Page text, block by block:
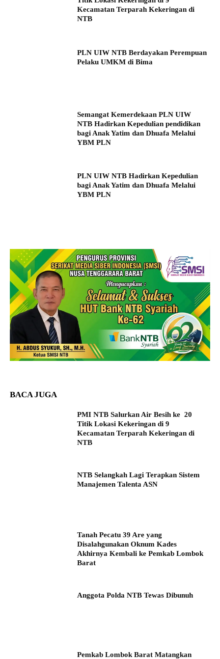
Kecamatan Terparah Kekeringan di
NTB
PLN UIW NTB Berdayakan Perempuan
Pelaku UMKM di Bima
Semangat Kemerdekaan PLN UIW
NTB Hadirkan Kepedulian pendidikan
bagi Anak Yatim dan Dhuafa Melalui
YBM PLN
PLN UIW NTB Hadirkan Kepedulian
bagi Anak Yatim dan Dhuafa Melalui
YBM PLN
BACA JUGA
PMI NTB Salurkan Air Besih ke 20
Titik Lokasi Kekeringan di 9
Kecamatan Terparah Kekeringan di
NTB
NTB Selangkah Lagi Terapkan Sistem
Manajemen Talenta ASN
Tanah Pecatu 39 Are yang
Disalahgunakan Oknum Kades
Akhirnya Kembali ke Pemkab Lombok
Barat
Anggota Polda NTB Tewas Dibunuh
Pemkab Lombok Barat Matangkan